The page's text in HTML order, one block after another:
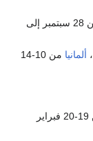
، من 28 سبتمبر إلى
، ألمانيا
من 10-14
، من 19-20 فبراير